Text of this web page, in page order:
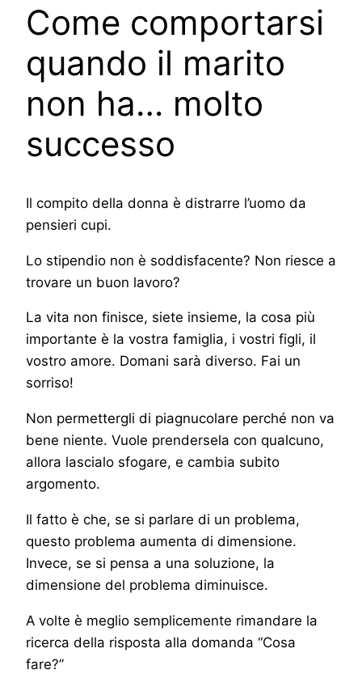
Come comportarsi
quando il marito
non ha… molto
successo
Il compito della donna è distrarre l’uomo da
pensieri cupi.
Lo stipendio non è soddisfacente? Non riesce a
trovare un buon lavoro?
La vita non finisce, siete insieme, la cosa più
importante è la vostra famiglia, i vostri figli, il
vostro amore. Domani sarà diverso. Fai un
sorriso!
Non permettergli di piagnucolare perché non va
bene niente. Vuole prendersela con qualcuno,
allora lascialo sfogare, e cambia subito
argomento.
Il fatto è che, se si parlare di un problema,
questo problema aumenta di dimensione.
Invece, se si pensa a una soluzione, la
dimensione del problema diminuisce.
A volte è meglio semplicemente rimandare la
ricerca della risposta alla domanda “Cosa
fare?”